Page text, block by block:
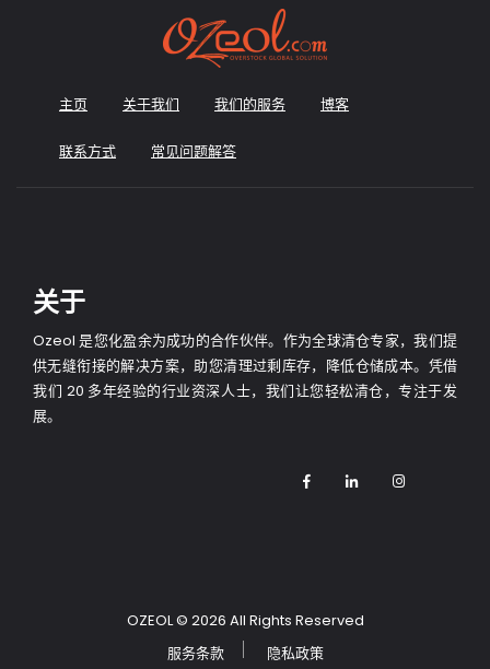
主页 关于我们 我们的服务 博客
联系方式 常见问题解答
关于
Ozeol 是您化盈余为成功的合作伙伴。作为全球清仓专家，我们提
供无缝衔接的解决方案，助您清理过剩库存，降低仓储成本。凭借
我们 20 多年经验的行业资深人士，我们让您轻松清仓，专注于发
展。
OZEOL© 2026 All Rights Reserved
服务条款
隐私政策